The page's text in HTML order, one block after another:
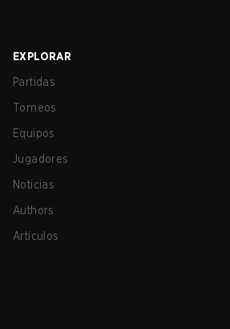
EXPLORAR
Partidas
Torneos
Equipos
Jugadores
Noticias
Authors
Artículos